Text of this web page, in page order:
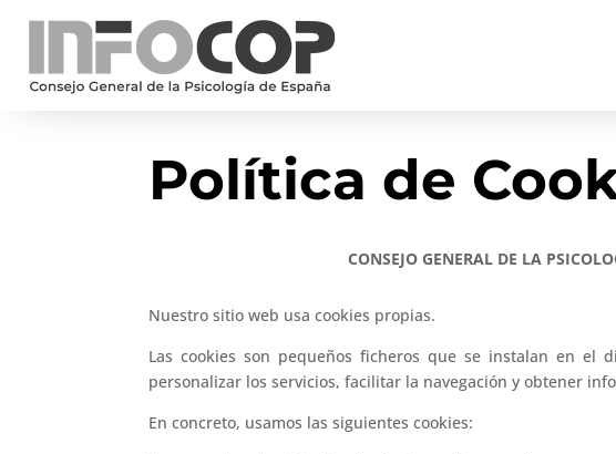
Política de
CONSEJO GENERAL DE LA
Nuestro sitio web usa cookies propias.
Las cookies son pequeños ficheros que se instalan en el
personalizar los servicios, facilitar la navegación y obtener
En concreto, usamos las siguientes cookies: